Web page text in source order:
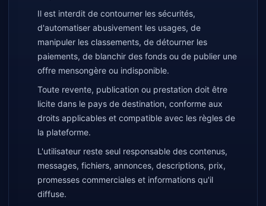
Il est interdit de contourner les sécurités,
d'automatiser abusivement les usages, de
manipuler les classements, de détourner les
paiements, de blanchir des fonds ou de publier une
offre mensongère ou indisponible.
Toute revente, publication ou prestation doit être
licite dans le pays de destination, conforme aux
droits applicables et compatible avec les règles de
la plateforme.
L'utilisateur reste seul responsable des contenus,
messages, fichiers, annonces, descriptions, prix,
promesses commerciales et informations qu'il
diffuse.